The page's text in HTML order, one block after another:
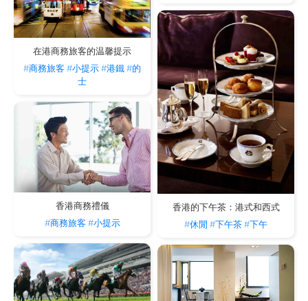
在港商務旅客的温馨提示
#商務旅客 #小提示#港鐵#的
士
香港的下午茶：港式和西式
#休閒 #下午茶#下午
香港商務禮儀
#商務旅客 #小提示